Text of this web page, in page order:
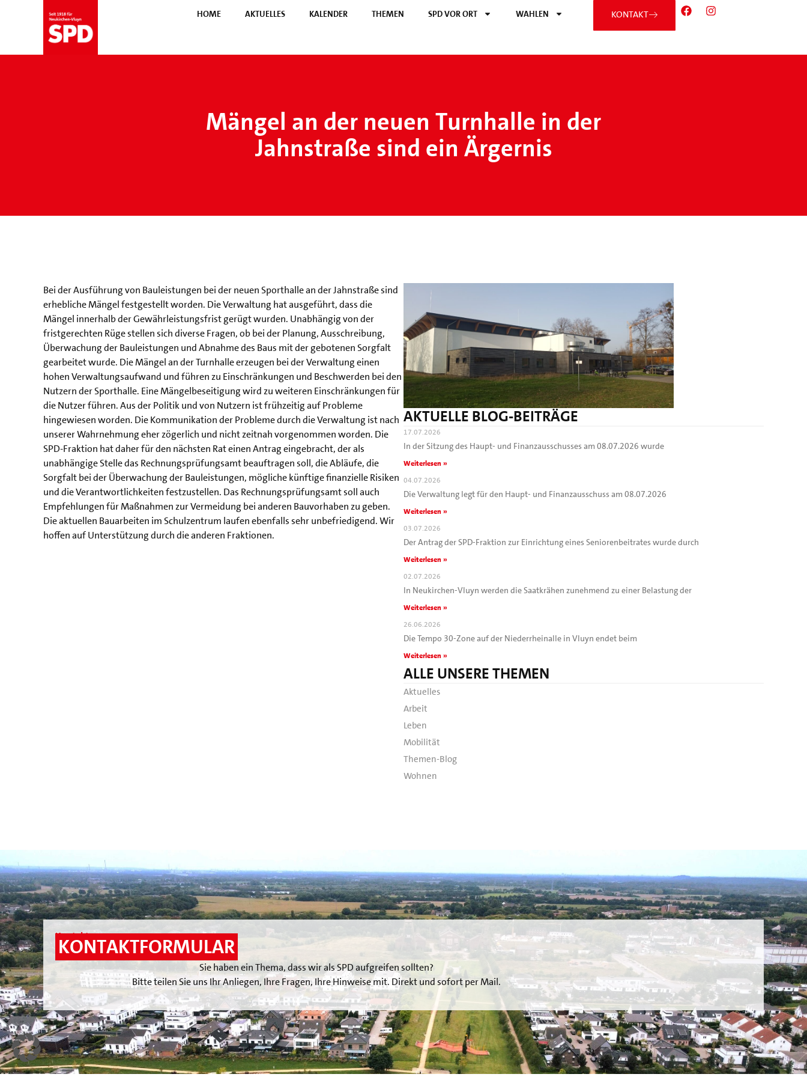
HOME AKTUELLES KALENDER THEMEN SPD VOR ORT WAHLEN KONTAKT
Mängel an der neuen Turnhalle in der
Jahnstraße sind ein Ärgernis
Bei der Ausführung von Bauleistungen bei der neuen Sporthalle an der Jahnstraße sind
erhebliche Mängel festgestellt worden. Die Verwaltung hat ausgeführt, dass die
Mängel innerhalb der Gewährleistungsfrist gerügt wurden. Unabhängig von der
fristgerechten Rüge stellen sich diverse Fragen, ob bei der Planung, Ausschreibung,
Überwachung der Bauleistungen und Abnahme des Baus mit der gebotenen Sorgfalt
gearbeitet wurde. Die Mängel an der Turnhalle erzeugen bei der Verwaltung einen
hohen Verwaltungsaufwand und führen zu Einschränkungen und Beschwerden bei den
Nutzern der Sporthalle. Eine Mängelbeseitigung wird zu weiteren Einschränkungen für
die Nutzer führen. Aus der Politik und von Nutzern ist frühzeitig auf Probleme
hingewiesen worden. Die Kommunikation der Probleme durch die Verwaltung ist nach
unserer Wahrnehmung eher zögerlich und nicht zeitnah vorgenommen worden. Die
SPD-Fraktion hat daher für den nächsten Rat einen Antrag eingebracht, der als
unabhängige Stelle das Rechnungsprüfungsamt beauftragen soll, die Abläufe, die
Sorgfalt bei der Überwachung der Bauleistungen, mögliche künftige finanzielle Risiken
und die Verantwortlichkeiten festzustellen. Das Rechnungsprüfungsamt soll auch
Empfehlungen für Maßnahmen zur Vermeidung bei anderen Bauvorhaben zu geben.
Die aktuellen Bauarbeiten im Schulzentrum laufen ebenfalls sehr unbefriedigend. Wir
hoffen auf Unterstützung durch die anderen Fraktionen.
AKTUELLE BLOG-BEITRÄGE
17.07.2026
In der Sitzung des Haupt- und Finanzausschusses am 08.07.2026 wurde
Weiterlesen »
04.07.2026
Die Verwaltung legt für den Haupt- und Finanzausschuss am 08.07.2026
Weiterlesen »
03.07.2026
Der Antrag der SPD-Fraktion zur Einrichtung eines Seniorenbeitrates wurde durch
Weiterlesen »
02.07.2026
In Neukirchen-Vluyn werden die Saatkrähen zunehmend zu einer Belastung der
Weiterlesen »
26.06.2026
Die Tempo 30-Zone auf der Niederrheinalle in Vluyn endet beim
Weiterlesen »
ALLE UNSERE THEMEN
Aktuelles
Arbeit
Leben
Mobilität
Themen-Blog
Wohnen
Kontakt
KONTAKTFORMULAR
Sie haben ein Thema, dass wir als SPD aufgreifen sollten?
Bitte teilen Sie uns Ihr Anliegen, Ihre Fragen, Ihre Hinweise mit. Direkt und sofort per Mail.